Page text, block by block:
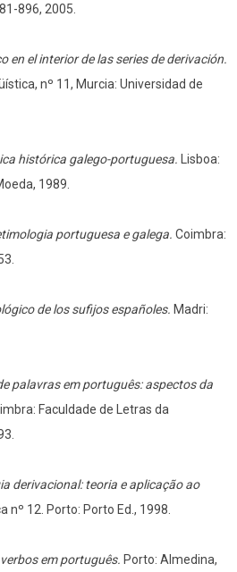
896, 2005.
en el interior de las series de derivación.
nº 11, Murcia: Universidad de
histórica galego-portuguesa. Lisboa:
1989.
portuguesa e galega. Coimbra:
de los sufijos españoles. Madri:
palavras em português: aspectos da
Faculdade de Letras da
derivacional: teoria e aplicação ao
nº 12. Porto: Porto Ed., 1998.
em português. Porto: Almedina,